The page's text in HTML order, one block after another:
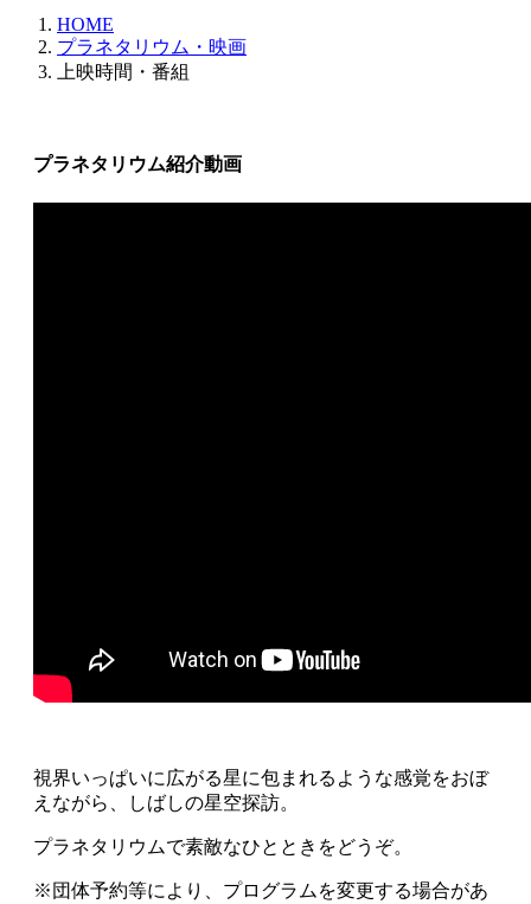
HOME
プラネタリウム・映画
上映時間・番組
プラネタリウム紹介動画
視界いっぱいに広がる星に包まれるような感覚をおぼ
えながら、しばしの星空探訪。
プラネタリウムで素敵なひとときをどうぞ。
※団体予約等により、プログラムを変更する場合があ